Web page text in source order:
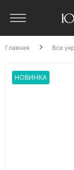
Главная Все
НОВИНКА